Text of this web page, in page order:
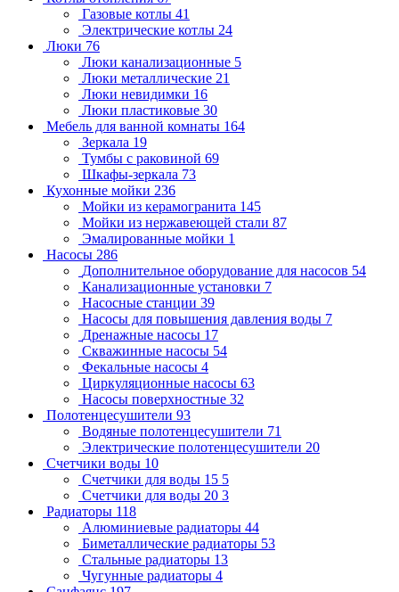
Газовые котлы 41
Электрические котлы 24
Люки 76
Люки канализационные 5
Люки металлические 21
Люки невидимки 16
Люки пластиковые 30
Мебель для ванной комнаты 164
Зеркала 19
Тумбы с раковиной 69
Шкафы-зеркала 73
Кухонные мойки 236
Мойки из керамогранита 145
Мойки из нержавеющей стали 87
Эмалированные мойки 1
Насосы 286
Дополнительное оборудование для насосов 54
Канализационные установки 7
Насосные станции 39
Насосы для повышения давления воды 7
Дренажные насосы 17
Скважинные насосы 54
Фекальные насосы 4
Циркуляционные насосы 63
Насосы поверхностные 32
Полотенцесушители 93
Водяные полотенцесушители 71
Электрические полотенцесушители 20
Счетчики воды 10
Счетчики для воды 15 5
Счетчики для воды 20 3
Радиаторы 118
Алюминиевые радиаторы 44
Биметаллические радиаторы 53
Стальные радиаторы 13
Чугунные радиаторы 4